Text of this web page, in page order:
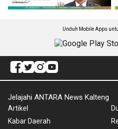
Unduh Mobile Apps
Jelajahi ANTARA News Kalteng
Artikel
Kabar Daerah